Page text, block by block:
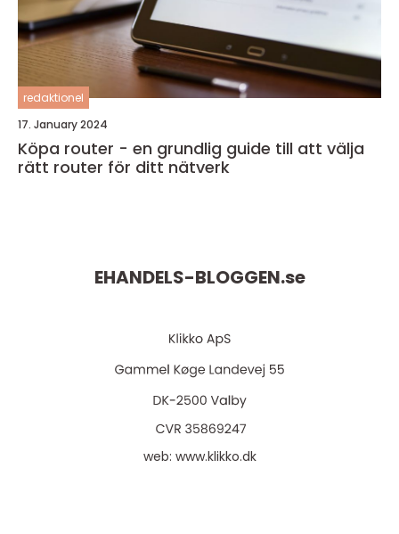
redaktionel
17. January 2024
Köpa router - en grundlig guide till att välja
rätt router för ditt nätverk
EHANDELS-BLOGGEN.se
web: www.klikko.dk